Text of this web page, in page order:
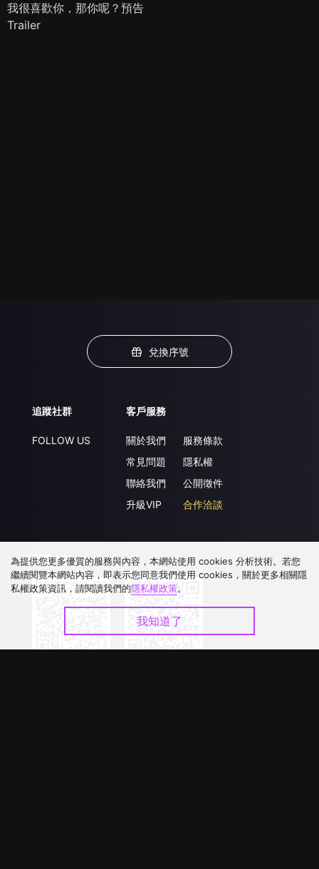
我很喜歡你，那你呢？預告
Trailer
兌換序號
追蹤社群
FOLLOW US
客戶服務
關於我們
常見問題
聯絡我們
升級VIP
服務條款
隱私權
公開徵件
合作洽談
下載 APP
為提供您更多優質的服務與內容，本網站使用 cookies 分析技術。若您
繼續閱覽本網站內容，即表示您同意我們使用 cookies，關於更多相關隱
私權政策資訊，請閱讀我們的隱私權政策。
我知道了